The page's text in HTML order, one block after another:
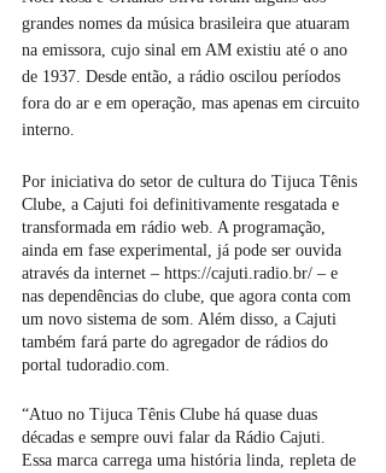
grandes nomes da música brasileira que atuaram
na emissora, cujo sinal em AM existiu até o ano
de 1937. Desde então, a rádio oscilou períodos
fora do ar e em operação, mas apenas em circuito
interno.
Por iniciativa do setor de cultura do Tijuca Tênis
Clube, a Cajuti foi definitivamente resgatada e
transformada em rádio web. A programação,
ainda em fase experimental, já pode ser ouvida
através da internet – https://cajuti.radio.br/ – e
nas dependências do clube, que agora conta com
um novo sistema de som. Além disso, a Cajuti
também fará parte do agregador de rádios do
portal tudoradio.com.
“Atuo no Tijuca Tênis Clube há quase duas
décadas e sempre ouvi falar da Rádio Cajuti.
Essa marca carrega uma história linda, repleta de